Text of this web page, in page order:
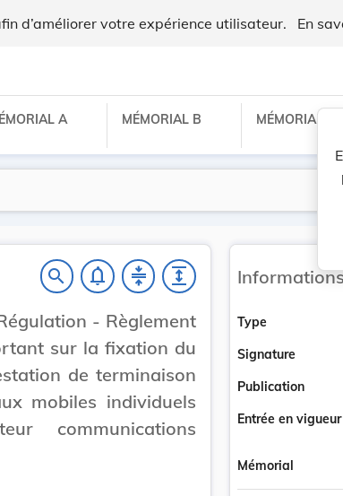
d’améliorer votre expérience utilisateur. En
A MÉMORIAL B MÉMORIAL C
search notifications_none compress expand
- Règlement
sur la fixation du
de terminaison
mobiles individuels
communications
Type
Signature
Publication
Entrée en vigueur
Mémorial